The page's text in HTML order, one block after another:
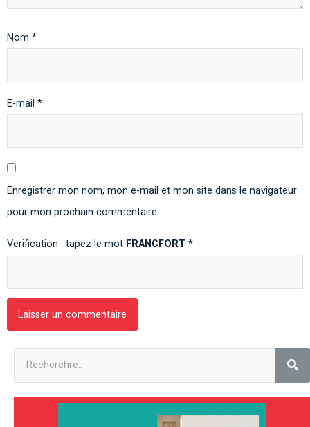
Nom *
E-mail *
Enregistrer mon nom, mon e-mail et mon site dans le navigateur
pour mon prochain commentaire.
Verification : tapez le mot FRANCFORT *